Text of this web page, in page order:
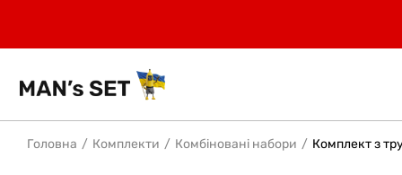
Головна Комплекти Комбіновані набори Комплект з